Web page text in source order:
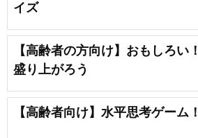
イズ
【高齢者の方向け】おもしろい
盛り上がろう
【高齢者向け】水平思考ゲーム